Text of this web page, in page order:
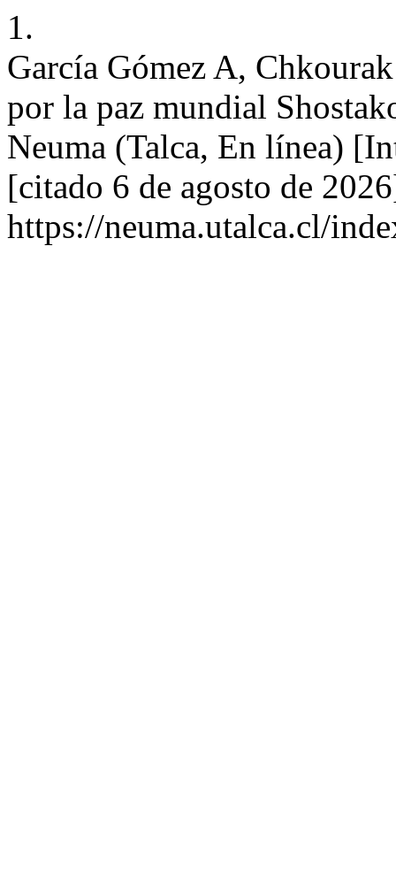
1.
García Gómez A,
por la paz mundial
Neuma (Talca, En línea)
[citado 6 de agosto de
https://neuma.utalca.cl/